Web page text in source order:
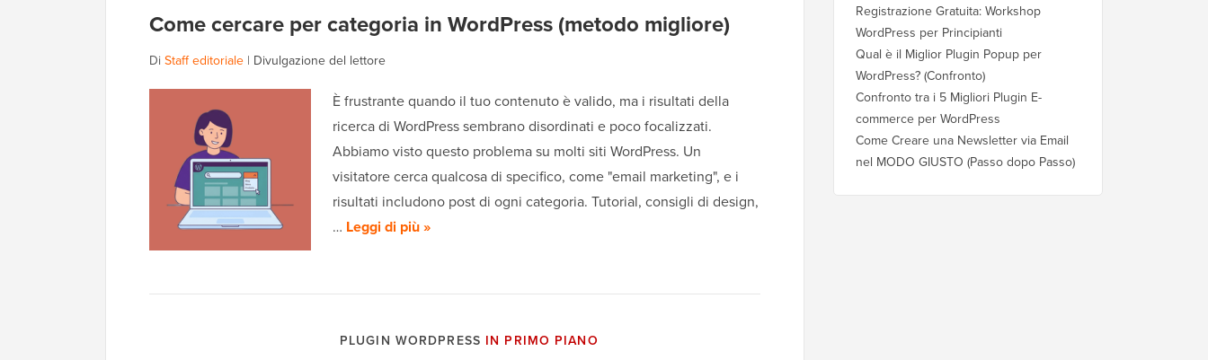
Come cercare per categoria in WordPress (metodo migliore)
DiStaff editoriale | Divulgazione del lettore
È frustrante quando il tuo contenuto è valido, ma i risultati della
ricerca di WordPress sembrano disordinati e poco focalizzati.
Abbiamo visto questo problema su molti siti WordPress. Un
visitatore cerca qualcosa di specifico, come "email marketing", e i
risultati includono post di ogni categoria. Tutorial, consigli di design,
… Leggi di più »
PLUGIN WORDPRESS IN PRIMO PIANO
Registrazione Gratuita: Workshop
WordPress per Principianti
Qual è il Miglior Plugin Popup per
WordPress? (Confronto)
Confronto tra i 5 Migliori Plugin E-
commerce per WordPress
Come Creare una Newsletter via Email
nel MODO GIUSTO (Passo dopo Passo)